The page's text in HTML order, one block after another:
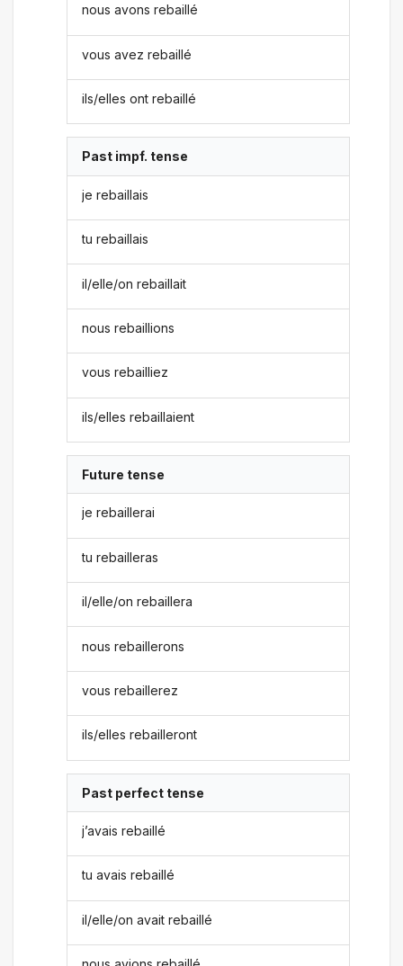
nous avons rebaillé
vous avez rebaillé
ils/elles ont rebaillé
Past impf. tense
je rebaillais
tu rebaillais
il/elle/on rebaillait
nous rebaillions
vous rebailliez
ils/elles rebaillaient
Future tense
je rebaillerai
tu rebailleras
il/elle/on rebaillera
nous rebaillerons
vous rebaillerez
ils/elles rebailleront
Past perfect tense
j’avais rebaillé
tu avais rebaillé
il/elle/on avait rebaillé